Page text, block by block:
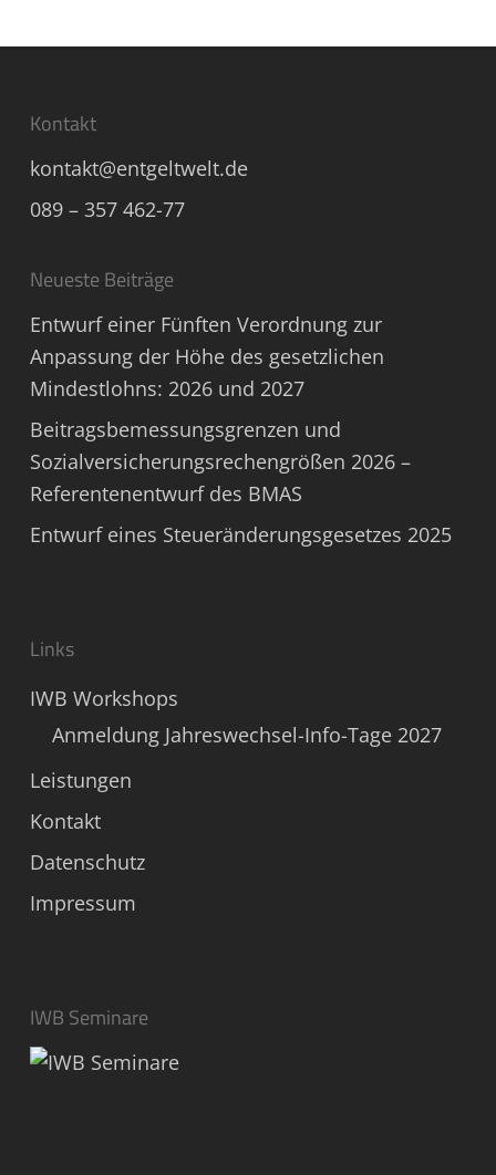
Kontakt
kontakt@entgeltwelt.de
089 – 357 462-77
Neueste Beiträge
Entwurf einer Fünften Verordnung zur
Anpassung der Höhe des gesetzlichen
Mindestlohns: 2026 und 2027
Beitragsbemessungsgrenzen und
Sozialversicherungsrechengrößen 2026 –
Referentenentwurf des BMAS
Entwurf eines Steueränderungsgesetzes 2025
Links
IWB Workshops
Anmeldung Jahreswechsel-Info-Tage 2027
Leistungen
Kontakt
Datenschutz
Impressum
IWB Seminare